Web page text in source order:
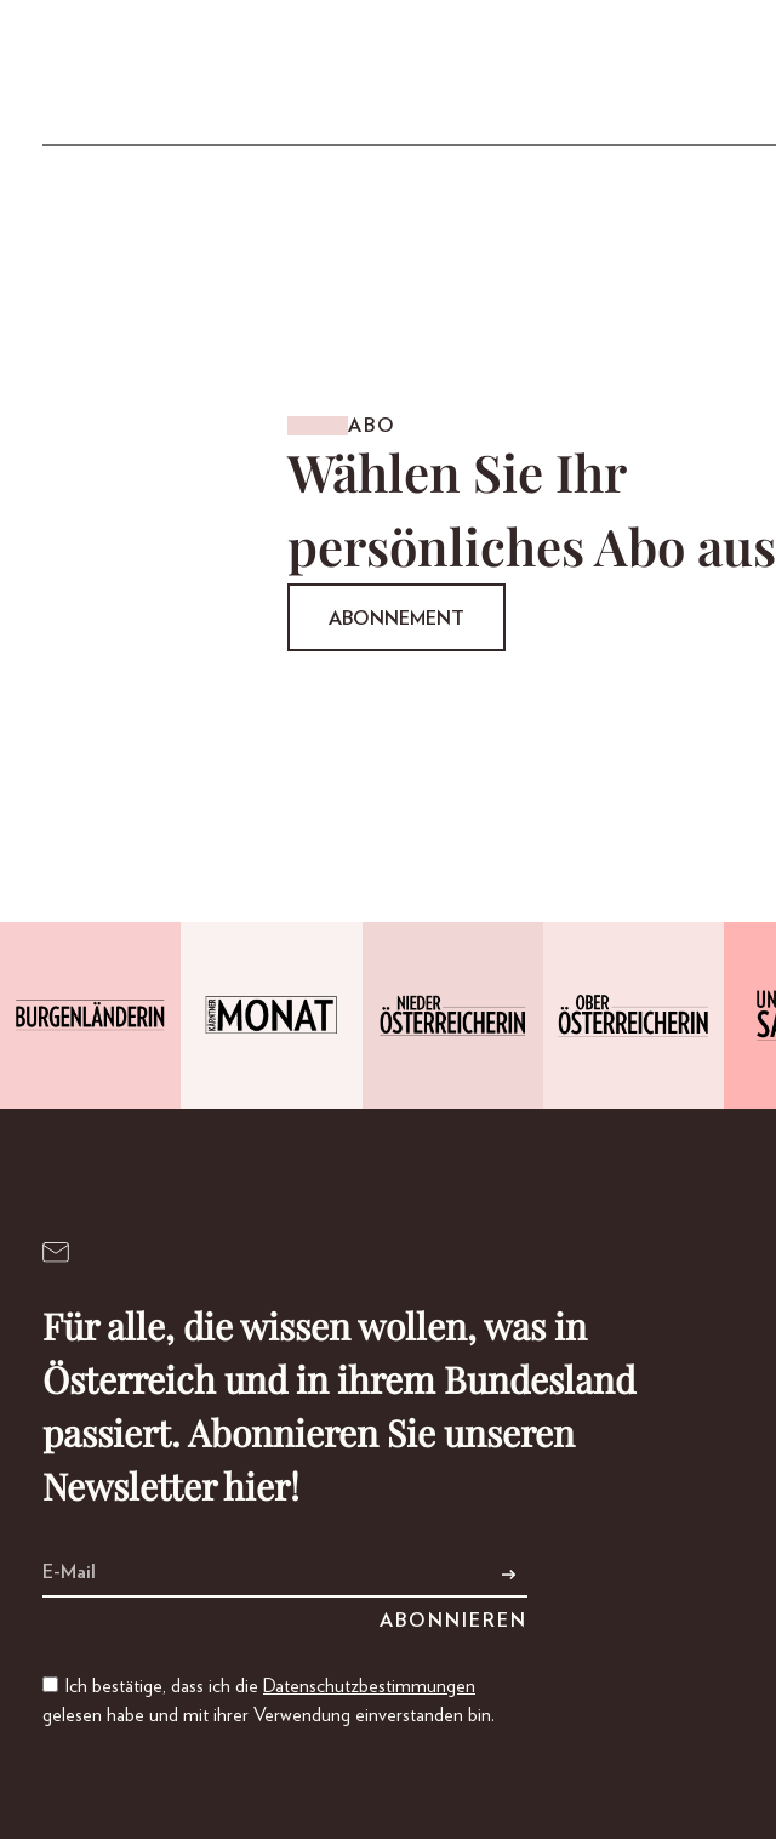
ABO
Wählen Sie Ihr
persönliches Abo aus
ABONNEMENT
Für alle, die wissen wollen, was in
Österreich und in ihrem Bundesland
passiert. Abonnieren Sie unseren
Newsletter hier!
Ich bestätige, dass ich die Datenschutzbestimmungen
gelesen habe und mit ihrer Verwendung einverstanden bin.